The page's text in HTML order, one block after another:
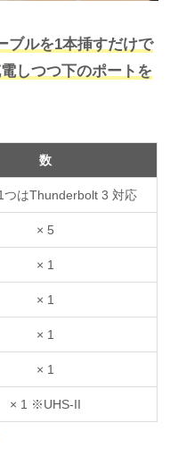
ブルを1本挿すだけで
しつつ下のポートを
数
はThunderbolt 3 対応
× 5
× 1
× 1
× 1
× 1
× 1 ※UHS-II